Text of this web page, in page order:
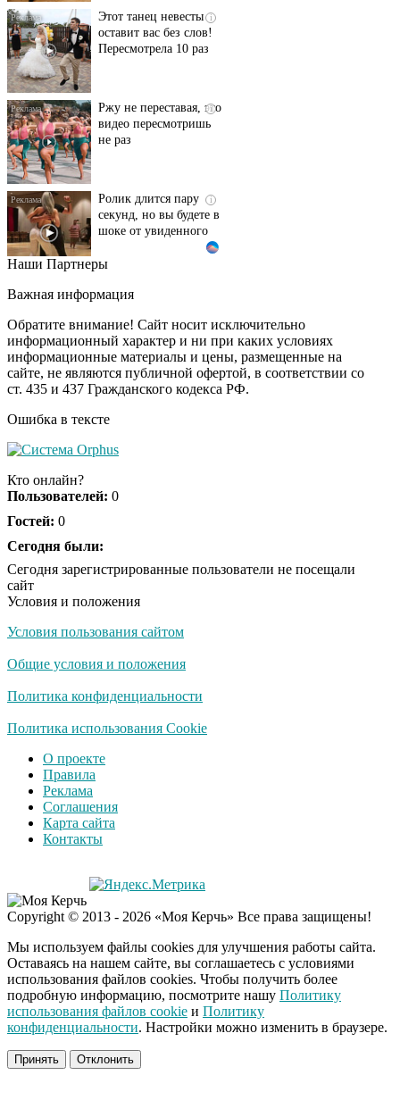
оставит вас без слов!
Пересмотрела 10 раз
видео пересмотришь
не раз
секунд, но вы будете в
шоке от увиденного
Ролик из Омска: вы
i
Королева вагона
отожгла! Видео не
оставит равнодушным
Наши Партнеры
Важная информация
Обратите внимание! Сайт носит исключительно
информационный характер и ни при каких условиях
информационные материалы и цены, размещенные на
сайте, не являются публичной офертой, в соответствии со
ст. 435 и 437 Гражданского кодекса РФ.
Ошибка в тексте
Кто онлайн?
Пользователей: 0
Гостей: 0
Сегодня были:
Сегодня зарегистрированные пользователи не посещали
сайт
Условия и положения
Условия пользования сайтом
Общие условия и положения
Политика конфиденциальности
Политика использования Cookie
О проекте
Правила
Реклама
Соглашения
Карта сайта
Контакты
Copyright © 2013 - 2026 «Моя Керчь» Все права защищены!
Мы используем файлы cookies для улучшения работы сайта.
Оставаясь на нашем сайте, вы соглашаетесь с условиями
использования файлов cookies. Чтобы получить более
подробную информацию, посмотрите нашу Политику
использования файлов cookie и Политику
конфиденциальности. Настройки можно изменить в браузере.
Принять Отклонить